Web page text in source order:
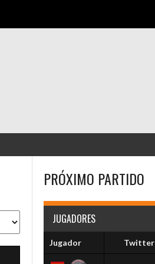
PRÓXIMO PARTIDO
JUGADORES
Jugador Twitter